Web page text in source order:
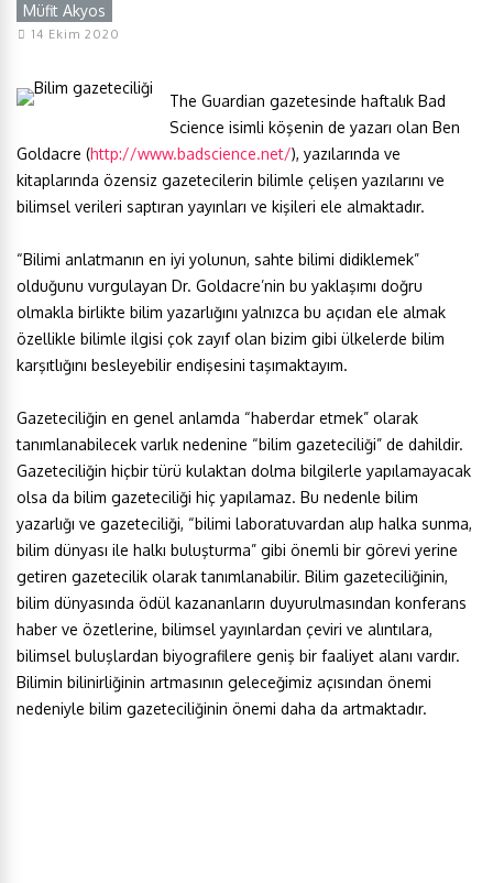
Müfit Akyos
14 Ekim 2020
The Guardian gazetesinde haftalık Bad
Science isimli köşenin de yazarı olan Ben
Goldacre (http://www.badscience.net/), yazılarında ve
kitaplarında özensiz gazetecilerin bilimle çelişen yazılarını ve
bilimsel verileri saptıran yayınları ve kişileri ele almaktadır.
“Bilimi anlatmanın en iyi yolunun, sahte bilimi didiklemek”
olduğunu vurgulayan Dr. Goldacre’nin bu yaklaşımı doğru
olmakla birlikte bilim yazarlığını yalnızca bu açıdan ele almak
özellikle bilimle ilgisi çok zayıf olan bizim gibi ülkelerde bilim
karşıtlığını besleyebilir endişesini taşımaktayım.
Gazeteciliğin en genel anlamda “haberdar etmek” olarak
tanımlanabilecek varlık nedenine “bilim gazeteciliği” de dahildir.
Gazeteciliğin hiçbir türü kulaktan dolma bilgilerle yapılamayacak
olsa da bilim gazeteciliği hiç yapılamaz. Bu nedenle bilim
yazarlığı ve gazeteciliği, “bilimi laboratuvardan alıp halka sunma,
bilim dünyası ile halkı buluşturma” gibi önemli bir görevi yerine
getiren gazetecilik olarak tanımlanabilir. Bilim gazeteciliğinin,
bilim dünyasında ödül kazananların duyurulmasından konferans
haber ve özetlerine, bilimsel yayınlardan çeviri ve alıntılara,
bilimsel buluşlardan biyografilere geniş bir faaliyet alanı vardır.
Bilimin bilinirliğinin artmasının geleceğimiz açısından önemi
nedeniyle bilim gazeteciliğinin önemi daha da artmaktadır.